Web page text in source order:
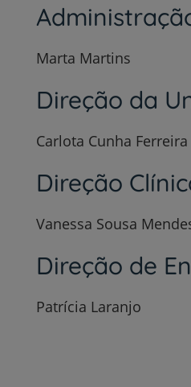
Marta Martins
Direção da
Carlota Cunha Ferreira
Direção
Vanessa Sousa
Direção de
Patrícia Laranjo